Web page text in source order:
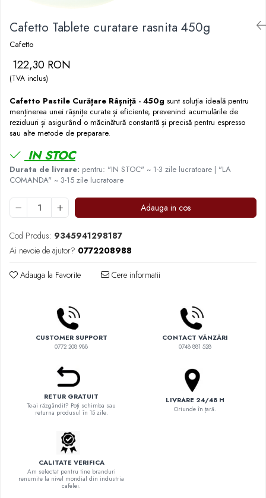
Iced Tea
Limonada
Ceai
Frappé
Ciocolata calda
Lapte alternativ
Superfood Latte
Accesorii ceai
Chai Latte
Cupping
Filtre Hartie
Dozare
Cutite de macinare
Pahare termoizolante
Traiste
Tricouri
Bravilor
Brewista
Bunn
Cafea de Specialitate
Cafelat
Cafflano
Caye
Ceramica
Chemex
Cinoart
Circular&Co. ⚡ NEW
Comandante
Espro
Finum
Cafetto Tablete curatare rasnita 450g
Cafetto
122,30 RON
(TVA inclus)
Cafetto Pastile Curățare Râșniță - 450g sunt soluția ideală pentru
menținerea unei râșnițe curate și eficiente, prevenind acumulările de
reziduuri și asigurând o măcinătură constantă și precisă pentru espresso
sau alte metode de preparare.
IN STOC
Durata de livrare: pentru: "IN STOC" ~ 1-3 zile lucratoare | "LA
COMANDA" ~ 3-15 zile lucratoare
Adauga in cos
Cod Produs: 9345941298187
Ai nevoie de ajutor? 0772208988
Adauga la Favorite Cere informatii
CUSTOMER SUPPORT
0772 208 988
CONTACT VÂNZĂRI
0748 881 528
RETUR GRATUIT
Te-ai răzgândit? Poți schimba sau
returna produsul în 15 zile.
LIVRARE 24/48 H
Oriunde în țară.
CALITATE VERIFICA
Am selectat pentru tine branduri
renumite la nivel mondial din industria
cafelei.